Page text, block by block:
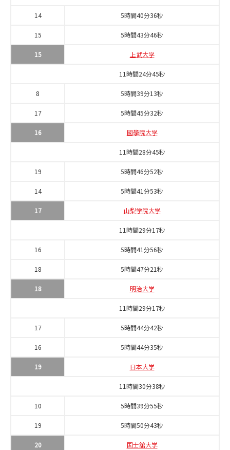
14 5時間40分36秒
15 5時間43分46秒
15 上武大学
11時間24分45秒
8 5時間39分13秒
17 5時間45分32秒
16 國學院大学
11時間28分45秒
19 5時間46分52秒
14 5時間41分53秒
17 山梨学院大学
11時間29分17秒
16 5時間41分56秒
18 5時間47分21秒
18 明治大学
11時間29分17秒
17 5時間44分42秒
16 5時間44分35秒
19 日本大学
11時間30分38秒
10 5時間39分55秒
19 5時間50分43秒
20 国士舘大学